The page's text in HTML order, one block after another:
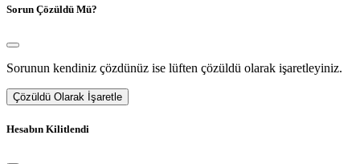
Sorun Çözüldü Mü?
Sorunun kendiniz çözdünüz ise lüften çözüldü olarak işaretleyiniz.
Çözüldü Olarak İşaretle
Hesabın Kilitlendi